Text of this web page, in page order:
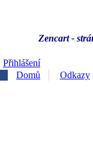
Zencart -
Přihlášení
Domů
Odkazy